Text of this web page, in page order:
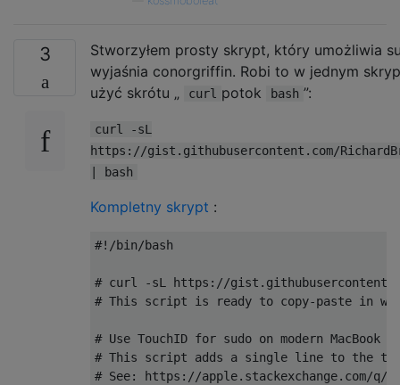
3
Stworzyłem prosty skrypt, który umożliwia
wyjaśnia conorgriffin. Robi to w jednym
użyć skrótu „
curl potok bash ”:
curl -sL
https://gist.githubusercontent.com/
| bash
Kompletny skrypt :
#!/bin/bash
# curl -sL https://gist.githubusercontent.com/
# This script is ready to copy-paste in
# Use TouchID for sudo on modern MacBook
# This script adds a single line to the
# See: https://apple.stackexchange.com/q/